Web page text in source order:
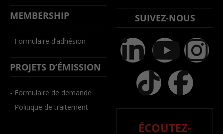
MEMBERSHIP
- Formulaire d’adhésion
PROJETS D’ÉMISSION
- Formulaire de demande
- Politique de traitement
SUIVEZ-NOUS
ÉCOUTEZ-